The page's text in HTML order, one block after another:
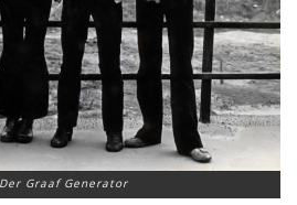
Graaf Generator